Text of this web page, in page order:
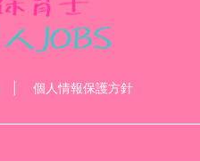
個人情報保護方針